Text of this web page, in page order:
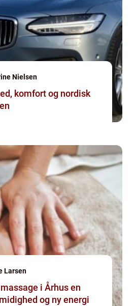
Nielsen
komfort og nordisk
Larsen
i Århus en
og ny energi